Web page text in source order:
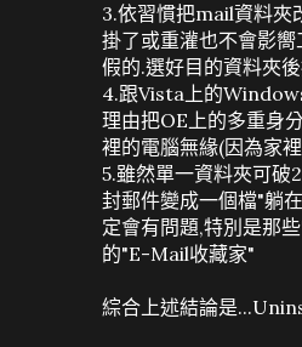
3.依習慣把mail資料
掛了或重灌也不會影
假的.選好目的資料夾
4.跟Vista上的
理由把OE上的多重身
裡的電腦無緣(因為家
5.雖然單一資料夾可破
封郵件變成一個檔"躺
定會有問題,特別是那
的"E-Mail收藏家"
綜合上述結論是